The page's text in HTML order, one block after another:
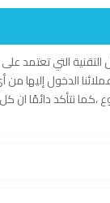
التي تعتمد
الدخول
نتأكد دائمًا ان كل